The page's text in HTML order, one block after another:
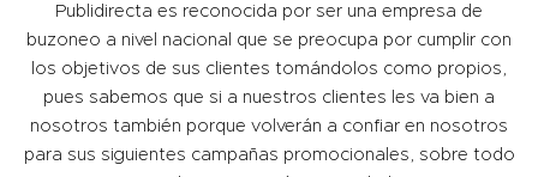
Publidirecta es reconocida por ser una empresa de
buzoneo a nivel nacional que se preocupa por cumplir con
los objetivos de sus clientes tomándolos como propios,
pues sabemos que si a nuestros clientes les va bien a
nosotros también porque volverán a confiar en nosotros
para sus siguientes campañas promocionales, sobre todo